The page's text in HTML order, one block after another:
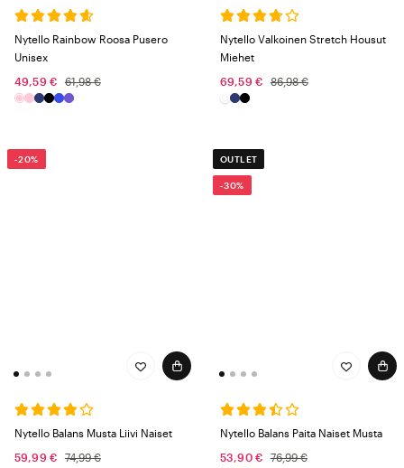
väreissä ja erilaisissa kangasominaisuuksissa.
Nytello Rainbow Roosa Pusero
Unisex
49,59 €
61,98 €
Nytello Valkoinen Stretch Housut
Miehet
69,59 €
86,98 €
-20%
Nytello Balans Musta Liivi Naiset
59,99 €
74,99 €
OUTLET
-30%
Nytello Balans Paita Naiset Musta
53,90 €
76,99 €